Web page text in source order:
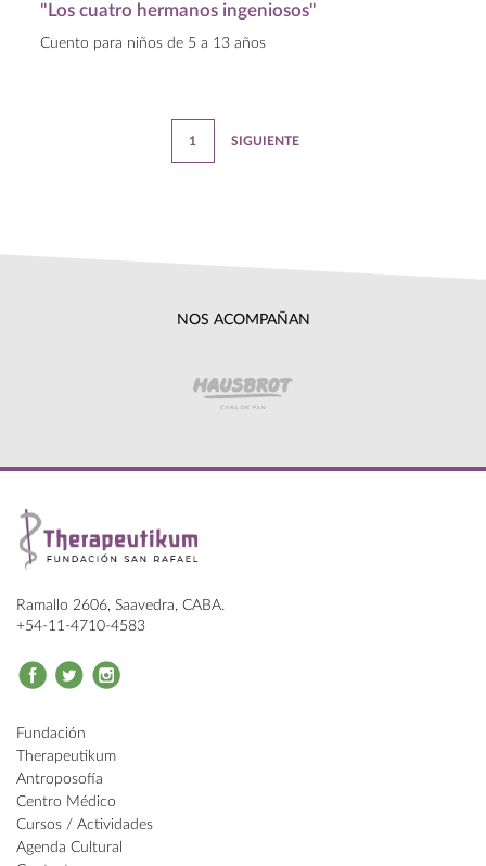
"Los cuatro hermanos ingeniosos"
Cuento para niños de 5 a 13 años
1 (CURRENT)SIGUIENTE
NOS ACOMPAÑAN
Ramallo 2606, Saavedra, CABA.
+54-11-4710-4583
Fundación
Therapeutikum
Antroposofía
Centro Médico
Cursos / Actividades
Agenda Cultural